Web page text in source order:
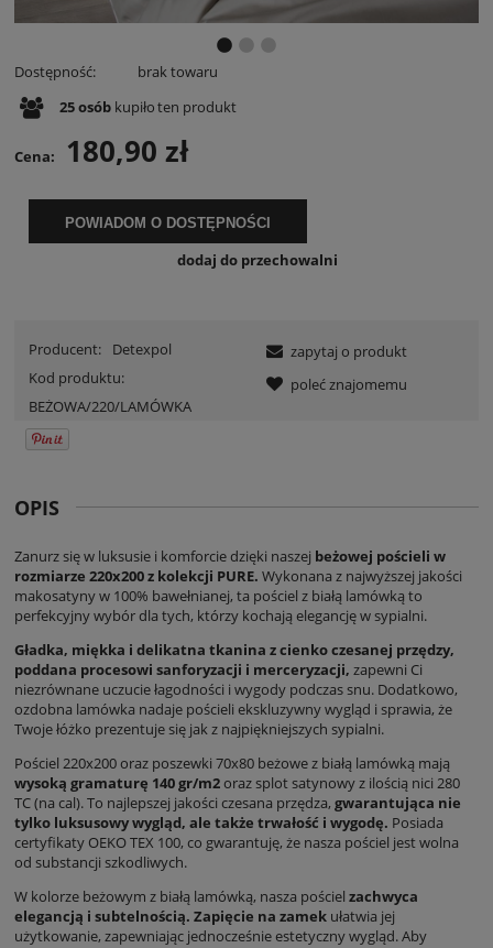
Dostępność:
brak towaru
25osób kupiłoten produkt
Cena: 180,90 zł
POWIADOM O DOSTĘPNOŚCI
dodaj do przechowalni
Producent:
Detexpol
Kod produktu:
BEŻOWA/220/LAMÓWKA
zapytaj o produkt
poleć znajomemu
OPIS
Zanurz się w luksusie i komforcie dzięki naszej beżowej pościeli w
rozmiarze 220x200 z kolekcji PURE. Wykonana z najwyższej jakości
makosatyny w 100% bawełnianej, ta pościel z białą lamówką to
perfekcyjny wybór dla tych, którzy kochają elegancję w sypialni.
Gładka, miękka i delikatna tkanina z cienko czesanej przędzy,
poddana procesowi sanforyzacji i merceryzacji, zapewni Ci
niezrównane uczucie łagodności i wygody podczas snu. Dodatkowo,
ozdobna lamówka nadaje pościeli ekskluzywny wygląd i sprawia, że
Twoje łóżko prezentuje się jak z najpiękniejszych sypialni.
Pościel 220x200 oraz poszewki 70x80 beżowe z białą lamówką mają
wysoką gramaturę 140 gr/m2oraz splot satynowy z ilością nici 280
TC (na cal). To najlepszej jakości czesana przędza, gwarantująca nie
tylko luksusowy wygląd, ale także trwałość i wygodę. Posiada
certyfikaty OEKO TEX 100, co gwarantuję, że nasza pościel jest wolna
od substancji szkodliwych.
W kolorze beżowym z białą lamówką, nasza pościel zachwyca
elegancją i subtelnością. Zapięcie na zamek ułatwia jej
użytkowanie, zapewniając jednocześnie estetyczny wygląd. Aby